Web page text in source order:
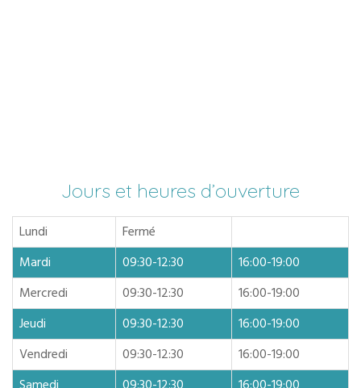
Jours et heures d’ouverture
Lundi
Fermé
Mardi
09:30-12:30
16:00-19:00
Mercredi
09:30-12:30
16:00-19:00
Jeudi
09:30-12:30
16:00-19:00
Vendredi
09:30-12:30
16:00-19:00